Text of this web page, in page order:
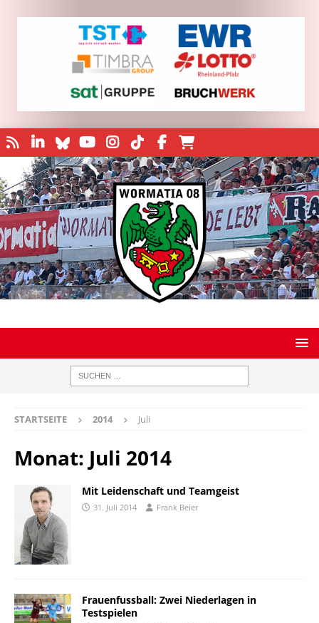
STARTSEITE 2014 Juli
Monat: Juli 2014
Mit Leidenschaft und Teamgeist
31. Juli 2014 Frank Beier
Frauenfussball: Zwei Niederlagen in
Testspielen